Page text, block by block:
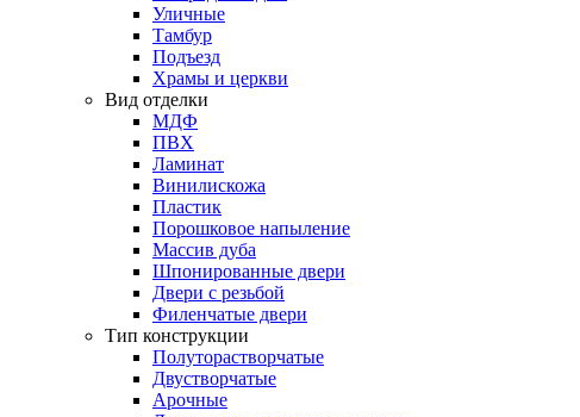
Уличные
Тамбур
Подъезд
Храмы и церкви
Вид отделки
МДФ
ПВХ
Ламинат
Винилискожа
Пластик
Порошковое напыление
Массив дуба
Шпонированные двери
Двери с резьбой
Филенчатые двери
Тип конструкции
Полуторастворчатые
Двустворчатые
Арочные